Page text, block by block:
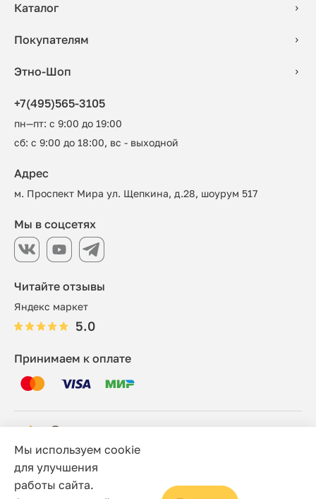
Каталог
Покупателям
Этно-Шоп
+7(495)565-3105
пн—пт: с 9:00 до 19:00
сб: с 9:00 до 18:00, вс - выходной
Читайте отзывы
Яндекс маркет
5.0
Адрес
м. Проспект Мира ул. Щепкина, д.28, шоурум 517
Принимаем к оплате
Мы в соцсетях
© 2006 - 2026 Этно-шоп, Интернет-магазин
Политика конфиденциальности
Мы используем cookie
для улучшения
работы сайта.